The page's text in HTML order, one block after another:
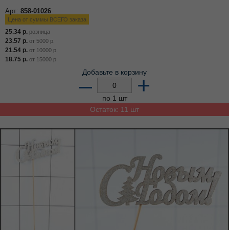
Арт: 858-01026
Цена от суммы ВСЕГО заказа
25.34 р. розница
23.57 р. от 5000 р.
21.54 р. от 10000 р.
18.75 р. от 15000 р.
Добавьте в корзину
– +
по 1 шт
Остаток: 11 шт